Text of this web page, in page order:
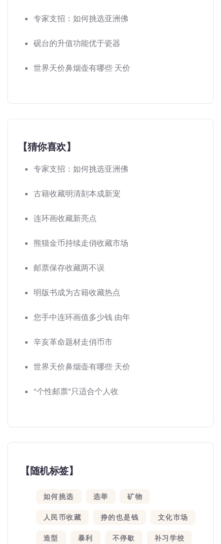
专家支招：如何挑选亚洲佛
砚台的升值功能优于瓷器
世界天价鼻烟壶有哪些 天价
【猜你喜欢】
专家支招：如何挑选亚洲佛
古籍收藏明清刻本成新宠
连环画收藏新亮点
熊猫金币持续走俏收藏市场
邮票保存收藏两不误
明版书成为古籍收藏热点
您手中连环画值多少钱 由年
辛亥革命题材走俏币市
世界天价鼻烟壶有哪些 天价
“个性邮票”只适合个人收
【随机标签】
如何挑选 选举 矿物
人民币收藏 挣的也是钱 文化市场
造型 暴利 不停歇 补习学校